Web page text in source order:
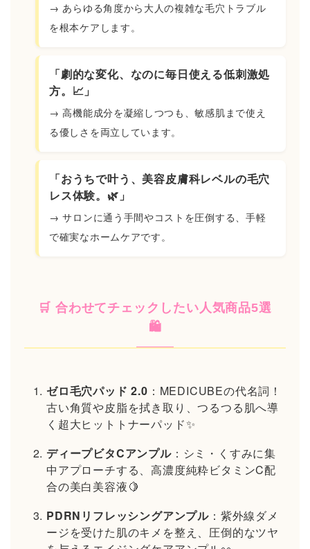
→ あらゆる角度から大人の複雑な毛穴トラブル
を根本ケアします。
「劇的な変化、なのに毎日使える低刺激処
方。📈」
→ 高機能成分を凝縮しつつも、敏感肌まで使え
る優しさを両立しています。
「おうちで叶う、美容皮膚科レベルの毛穴
レス体験。🌿」
→ サロンに通う手間やコストを圧倒する、手軽
で確実なホームケアです。
🛒 合わせてチェックしたい人気商品5選
🛍️
ゼロ毛穴パッド 2.0 ：MEDICUBEの代名詞！
古い角質や皮脂を拭き取り、つるつる肌へ導
く超大ヒットトナーパッド✨
ディープビタCアンプル：シミ・くすみに集
中アプローチする、高濃度純粋ビタミンC配
合の美白美容液🍋
PDRNリフレッシングアンプル ：紫外線ダメ
ージを受けた肌のキメを整え、圧倒的なツヤ